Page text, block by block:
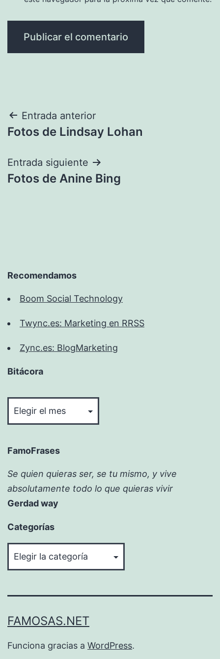
Navegación
de
entradas
Entrada anterior
Fotos de Lindsay Lohan
Entrada siguiente
Fotos de Anine Bing
Recomendamos
Boom Social Technology
Twync.es: Marketing en RRSS
Zync.es: BlogMarketing
Bitácora
FamoFrases
Se quien quieras ser, se tu mismo, y vive
absolutamente todo lo que quieras vivir
Gerdad way
Categorías
FAMOSAS.NET
Funciona gracias a WordPress.